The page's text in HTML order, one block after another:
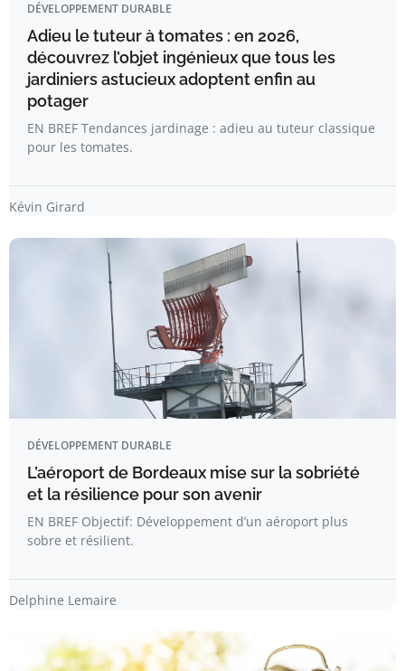
DÉVELOPPEMENT DURABLE
Adieu le tuteur à tomates : en 2026,
découvrez l’objet ingénieux que tous les
jardiniers astucieux adoptent enfin au
potager
EN BREF Tendances jardinage : adieu au tuteur classique
pour les tomates.
Kévin Girard
DÉVELOPPEMENT DURABLE
L’aéroport de Bordeaux mise sur la sobriété
et la résilience pour son avenir
EN BREF Objectif: Développement d’un aéroport plus
sobre et résilient.
Delphine Lemaire